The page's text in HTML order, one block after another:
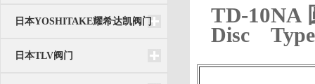
日本YOSHITAKE耀希达凯阀门
日本TLV阀门
TD-10NA
Disc